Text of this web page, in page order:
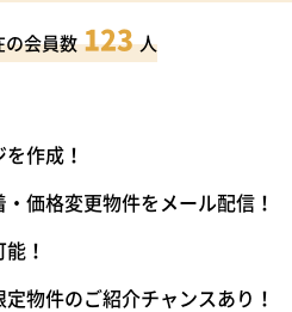
の会員数 123 人
作成！
価格変更物件をメール配信！
！
物件のご紹介チャンスあり！